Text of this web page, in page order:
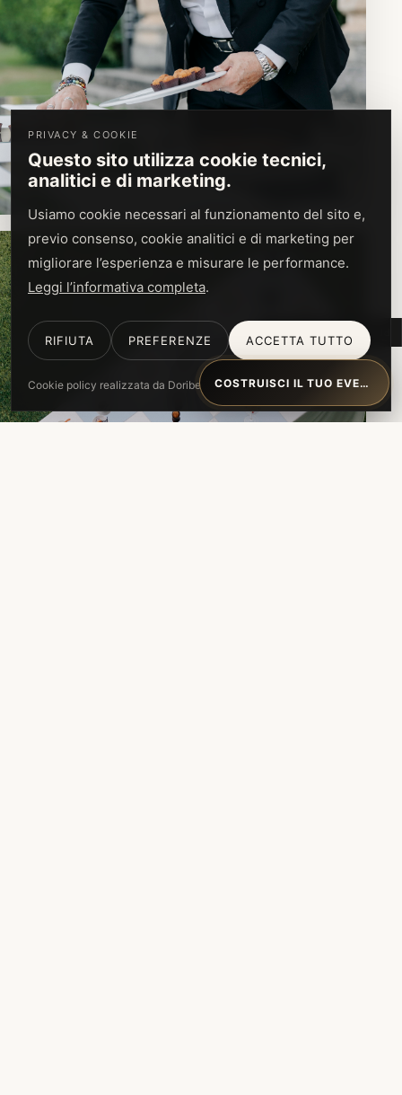
COSTRUISCI IL TUO EVENTO
PRIVACY & COOKIE
Questo sito utilizza cookie tecnici,
analitici e di marketing.
Usiamo cookie necessari al funzionamento del sito e,
previo consenso, cookie analitici e di marketing per
migliorare l’esperienza e misurare le performance.
Leggi l’informativa completa.
RIFIUTA PREFERENZE ACCETTA TUTTO
Cookie policy realizzata da Doribene
PREFERENZE COOKIE